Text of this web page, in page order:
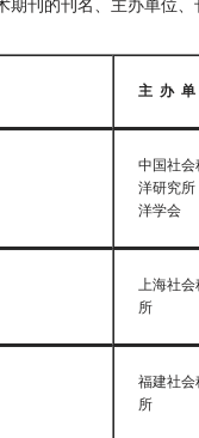
期刊的刊名、主办单位、
主 办 单
中国社会
洋研究所
洋学会
上海社会
所
福建社会
所